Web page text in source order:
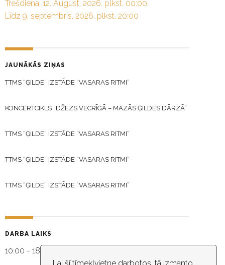
Lai šī tīmekļvietne darbotos, tā izmanto
Trešdiena, 12. August, 2026. plkst. 00:00
Līdz 9. septembris, 2026. plkst. 20:00
JAUNĀKĀS ZIŅAS
TTMS “ĢILDE” IZSTĀDE “VASARAS RITMI”
KONCERTCIKLS “DŽEZS VECRĪGĀ – MAZĀS ĢILDES DĀRZĀ”
TTMS “ĢILDE” IZSTĀDE “VASARAS RITMI”
TTMS “ĢILDE” IZSTĀDE “VASARAS RITMI”
TTMS “ĢILDE” IZSTĀDE “VASARAS RITMI”
DARBA LAIKS
10:00 - 18:30